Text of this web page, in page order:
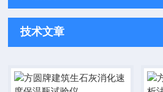
技术文章